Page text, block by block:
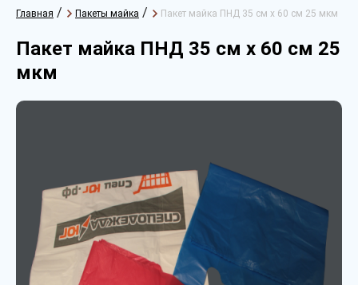
Главная / Пакеты майка / Пакет майка ПНД 35 см х 60 см 25 мкм
Пакет майка ПНД 35 см х 60 см 25
мкм